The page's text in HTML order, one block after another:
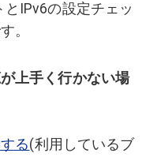
IPv6の設定チェッ
。
上手く行かない場
る(利用しているブ